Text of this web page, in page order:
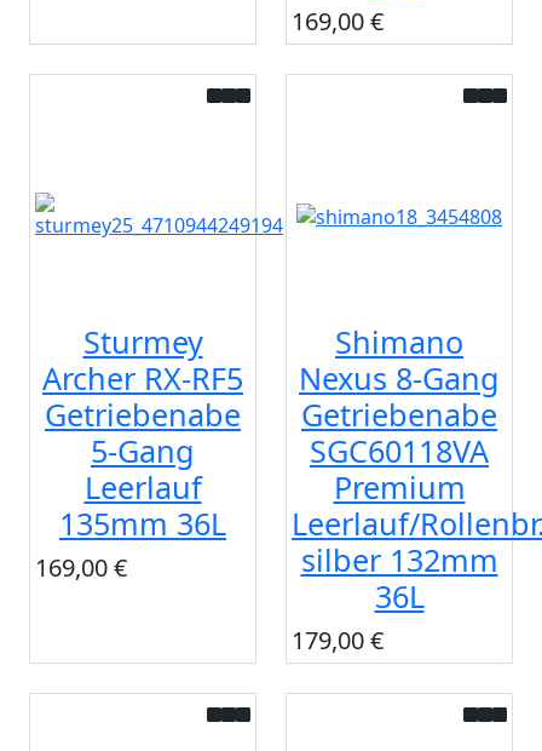
169,00 €
Sturmey
Archer RX-RF5
Getriebenabe
5-Gang
Leerlauf
135mm 36L
169,00 €
Shimano
Nexus 8-Gang
Getriebenabe
SGC60118VA
Premium
Leerlauf/
silber 132mm
36L
179,00 €